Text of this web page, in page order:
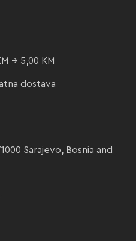
→ 5,00 KM
dostava
Sarajevo, Bosnia and